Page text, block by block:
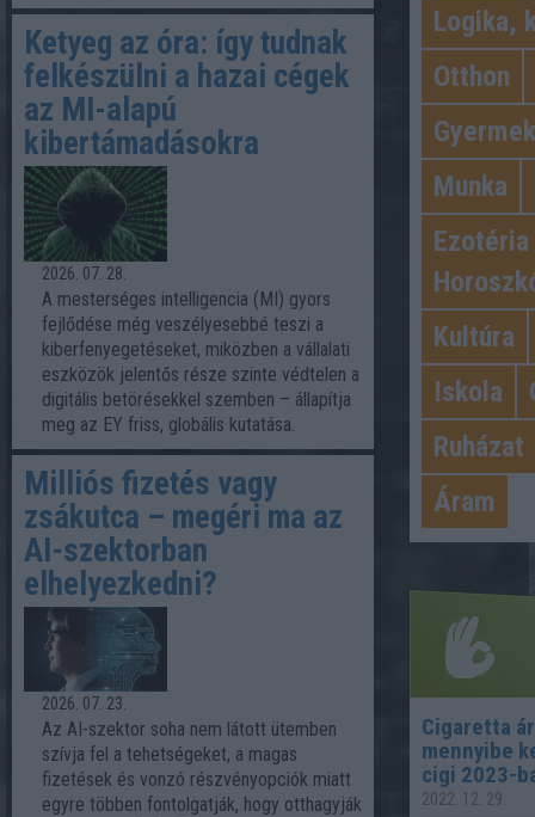
Ketyeg az óra: így tudnak
felkészülni a hazai cégek
az MI-alapú
kibertámadásokra
2026. 07. 28.
A mesterséges intelligencia (MI) gyors
fejlődése még veszélyesebbé teszi a
kiberfenyegetéseket, miközben a vállalati
eszközök jelentős része szinte védtelen a
digitális betörésekkel szemben – állapítja
meg az EY friss, globális kutatása.
Milliós fizetés vagy
zsákutca – megéri ma az
AI-szektorban
elhelyezkedni?
2026. 07. 23.
Az AI-szektor soha nem látott ütemben
szívja fel a tehetségeket, a magas
fizetések és vonzó részvényopciók miatt
egyre többen fontolgatják, hogy otthagyják
Logika,
Otthon
Gyermek
Munka
Kultúra
Iskola
Ruházat
Áram
Cigaretta
mennyibe
cigi 2023-
2022. 12. 29.